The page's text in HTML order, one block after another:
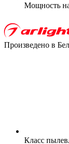
Мощность
Произведено в
Класс